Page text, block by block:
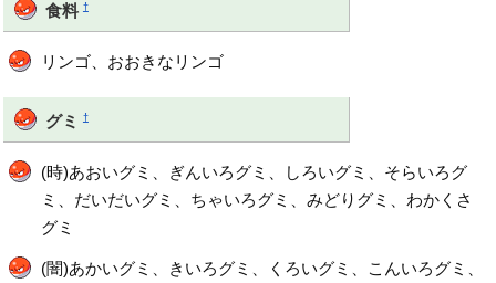
食料 †
リンゴ、おおきなリンゴ
グミ †
(時)あおいグミ、ぎんいろグミ、しろいグミ、そらいろグ
ミ、だいだいグミ、ちゃいろグミ、みどりグミ、わかくさ
グミ
(闇)あかいグミ、きいろグミ、くろいグミ、こんいろグミ、